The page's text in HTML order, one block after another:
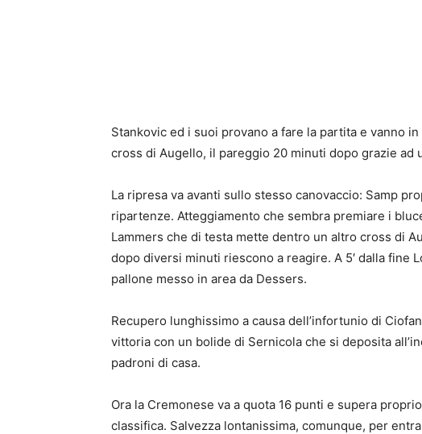
Stankovic ed i suoi provano a fare la partita e vanno
cross di Augello, il pareggio 20 minuti dopo grazie ad
La ripresa va avanti sullo stesso canovaccio: Samp
ripartenze. Atteggiamento che sembra premiare i
Lammers che di testa mette dentro un altro cross di
dopo diversi minuti riescono a reagire. A 5′ dalla fine
pallone messo in area da Dessers.
Recupero lunghissimo a causa dell’infortunio di
vittoria con un bolide di Sernicola che si deposita
padroni di casa.
Ora la Cremonese va a quota 16 punti e supera
classifica. Salvezza lontanissima, comunque, per